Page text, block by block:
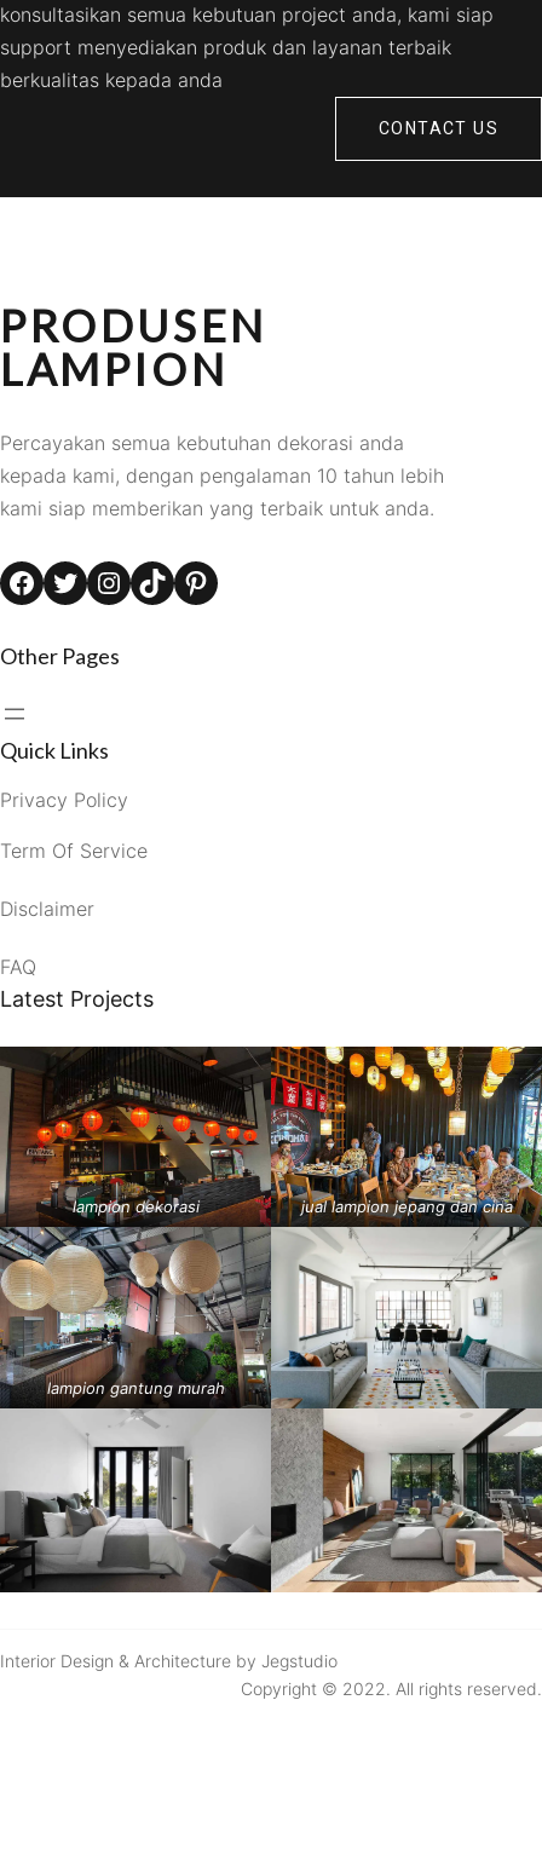
konsultasikan semua kebutuan project anda, kami siap
support menyediakan produk dan layanan terbaik
berkualitas kepada anda
CONTACT US
PRODUSEN
LAMPION
Percayakan semua kebutuhan dekorasi anda
kepada kami, dengan pengalaman 10 tahun lebih
kami siap memberikan yang terbaik untuk anda.
Facebook Twitter Instagram TikTok Pinterest
Other Pages
Quick Links
Privacy Policy
Term Of Service
Disclaimer
FAQ
Latest Projects
lampion dekorasi jual lampion jepang dan cina
lampion gantung murah
Interior Design & Architecture by Jegstudio
Copyright © 2022. All rights reserved.